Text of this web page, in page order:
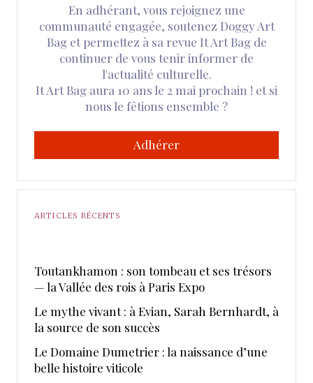
En adhérant, vous rejoignez une
communauté engagée, soutenez Doggy Art
Bag et permettez à sa revue It Art Bag de
continuer de vous tenir informer de
l'actualité culturelle.
It Art Bag aura 10 ans le 2 mai prochain ! et si
nous le fêtions ensemble ?
Adhérer
ARTICLES RÉCENTS
Toutankhamon : son tombeau et ses trésors
— la Vallée des rois à Paris Expo
Le mythe vivant : à Evian, Sarah Bernhardt, à
la source de son succès
Le Domaine Dumetrier : la naissance d’une
belle histoire viticole